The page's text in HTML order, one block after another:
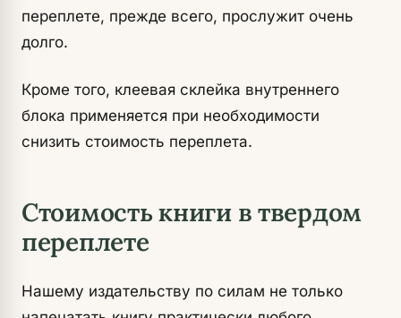
переплете, прежде всего, прослужит очень
долго.
Кроме того, клеевая склейка внутреннего
блока применяется при необходимости
снизить стоимость переплета.
Стоимость книги в твердом
переплете
Нашему издательству по силам не только